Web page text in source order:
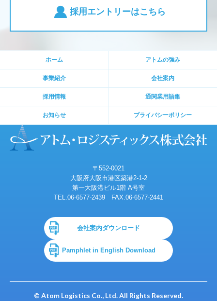
採用エントリーはこちら
ホーム アトムの強み
事業紹介 会社案内
採用情報 通関業用語集
お知らせ プライバシーポリシー
〒552-0021
大阪府大阪市港区築港2-1-2
第一大阪港ビル1階 A号室
TEL.06-6577-2439 FAX.06-6577-2441
会社案内ダウンロード
Pamphlet in English Download
© Atom Logistics Co., Ltd. All Rights Reserved.